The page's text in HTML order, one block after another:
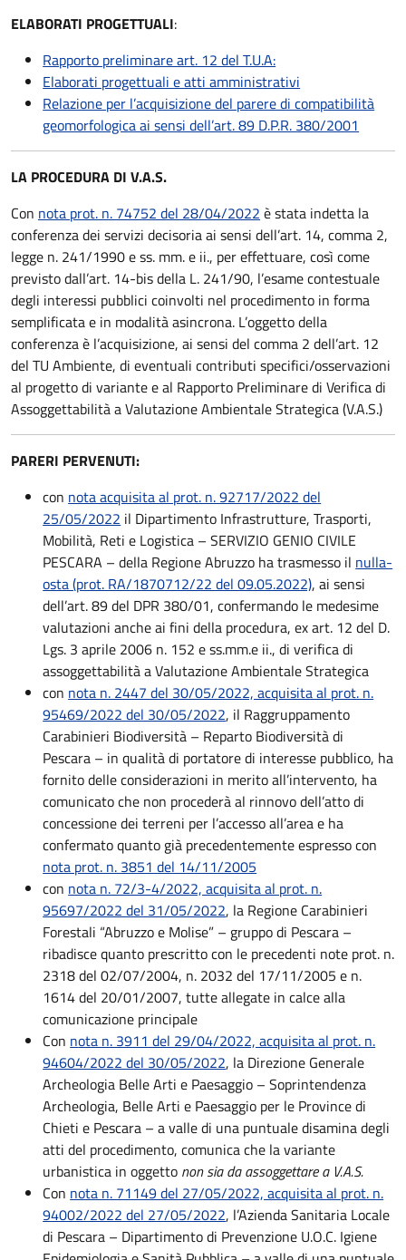
ELABORATI PROGETTUALI:
Rapporto preliminare art. 12 del T.U.A:
Elaborati progettuali e atti amministrativi
Relazione per l’acquisizione del parere di compatibilità
geomorfologica ai sensi dell’art. 89 D.P.R. 380/2001
LA PROCEDURA DI V.A.S.
Con nota prot. n. 74752 del 28/04/2022 è stata indetta la
conferenza dei servizi decisoria ai sensi dell’art. 14, comma 2,
legge n. 241/1990 e ss. mm. e ii., per effettuare, così come
previsto dall’art. 14-bis della L. 241/90, l’esame contestuale
degli interessi pubblici coinvolti nel procedimento in forma
semplificata e in modalità asincrona. L’oggetto della
conferenza è l’acquisizione, ai sensi del comma 2 dell’art. 12
del TU Ambiente, di eventuali contributi specifici/osservazioni
al progetto di variante e al Rapporto Preliminare di Verifica di
Assoggettabilità a Valutazione Ambientale Strategica (V.A.S.)
PARERI PERVENUTI:
con nota acquisita al prot. n. 92717/2022 del
25/05/2022 il Dipartimento Infrastrutture, Trasporti,
Mobilità, Reti e Logistica – SERVIZIO GENIO CIVILE
PESCARA – della Regione Abruzzo ha trasmesso il nulla-
osta (prot. RA/1870712/22 del 09.05.2022), ai sensi
dell’art. 89 del DPR 380/01, confermando le medesime
valutazioni anche ai fini della procedura, ex art. 12 del D.
Lgs. 3 aprile 2006 n. 152 e ss.mm.e ii., di verifica di
assoggettabilità a Valutazione Ambientale Strategica
con nota n. 2447 del 30/05/2022, acquisita al prot. n.
95469/2022 del 30/05/2022, il Raggruppamento
Carabinieri Biodiversità – Reparto Biodiversità di
Pescara – in qualità di portatore di interesse pubblico, ha
fornito delle considerazioni in merito all’intervento, ha
comunicato che non procederà al rinnovo dell’atto di
concessione dei terreni per l’accesso all’area e ha
confermato quanto già precedentemente espresso con
nota prot. n. 3851 del 14/11/2005
con nota n. 72/3-4/2022, acquisita al prot. n.
95697/2022 del 31/05/2022, la Regione Carabinieri
Forestali “Abruzzo e Molise” – gruppo di Pescara –
ribadisce quanto prescritto con le precedenti note prot. n.
2318 del 02/07/2004, n. 2032 del 17/11/2005 e n.
1614 del 20/01/2007, tutte allegate in calce alla
comunicazione principale
Con nota n. 3911 del 29/04/2022, acquisita al prot. n.
94604/2022 del 30/05/2022, la Direzione Generale
Archeologia Belle Arti e Paesaggio – Soprintendenza
Archeologia, Belle Arti e Paesaggio per le Province di
Chieti e Pescara – a valle di una puntuale disamina degli
atti del procedimento, comunica che la variante
urbanistica in oggetto non sia da assoggettare a V.A.S.
Con nota n. 71149 del 27/05/2022, acquisita al prot. n.
94002/2022 del 27/05/2022, l’Azienda Sanitaria Locale
di Pescara – Dipartimento di Prevenzione U.O.C. Igiene